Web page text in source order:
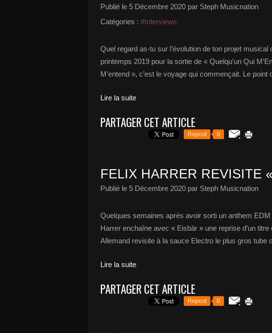
Publié le 5 Décembre 2020 par Steph Musicnation
Catégories : #Interviews
Quel regard as-tu sur l’évolution de ton projet
printemps 2019 pour la sortie de « Quelqu’un Qui
M’entend », c’est le voyage qui commençait. Le
Lire la suite
PARTAGER CET ARTICLE
Repost 0
FELIX HARRER REVISITE
Publié le 5 Décembre 2020 par Steph Musicnation
Quelques semaines après avoir sorti un anthem
Harrer enchaîne avec « Eisbär » une reprise d’un
Allemand revisite à la sauce Electro le plus gros tube
Lire la suite
PARTAGER CET ARTICLE
Repost 0